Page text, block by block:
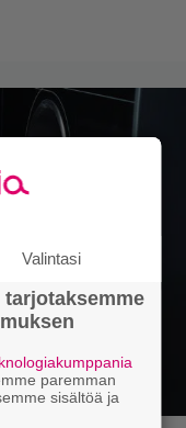
Valintasi
paremman
sisältöä ja